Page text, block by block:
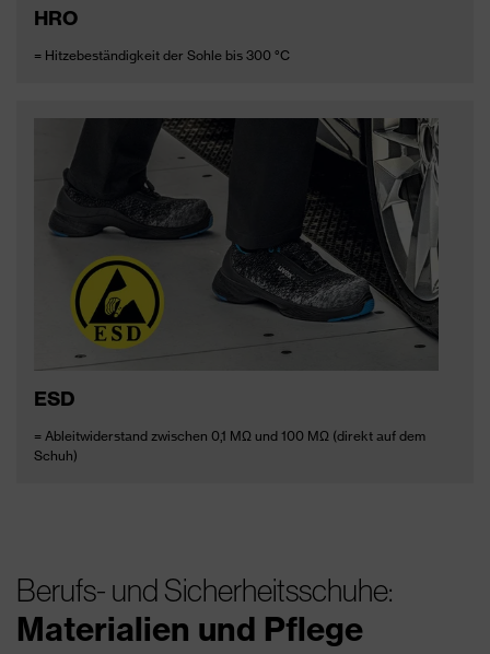
HRO
= Hitzebeständigkeit der Sohle bis 300 °C
ESD
= Ableitwiderstand zwischen 0,1 MΩ und 100 MΩ (direkt auf dem
Schuh)
Berufs- und Sicherheitsschuhe:
Materialien und Pflege